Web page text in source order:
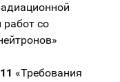
работ со
«Требования